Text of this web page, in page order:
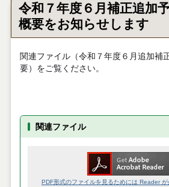
令和７年度６月補正追加
概要をお知らせします
関連ファイル（令和７年度６月追加補
要）をご覧ください。
関連ファイル
PDF形式のファイルを見るためには Reader